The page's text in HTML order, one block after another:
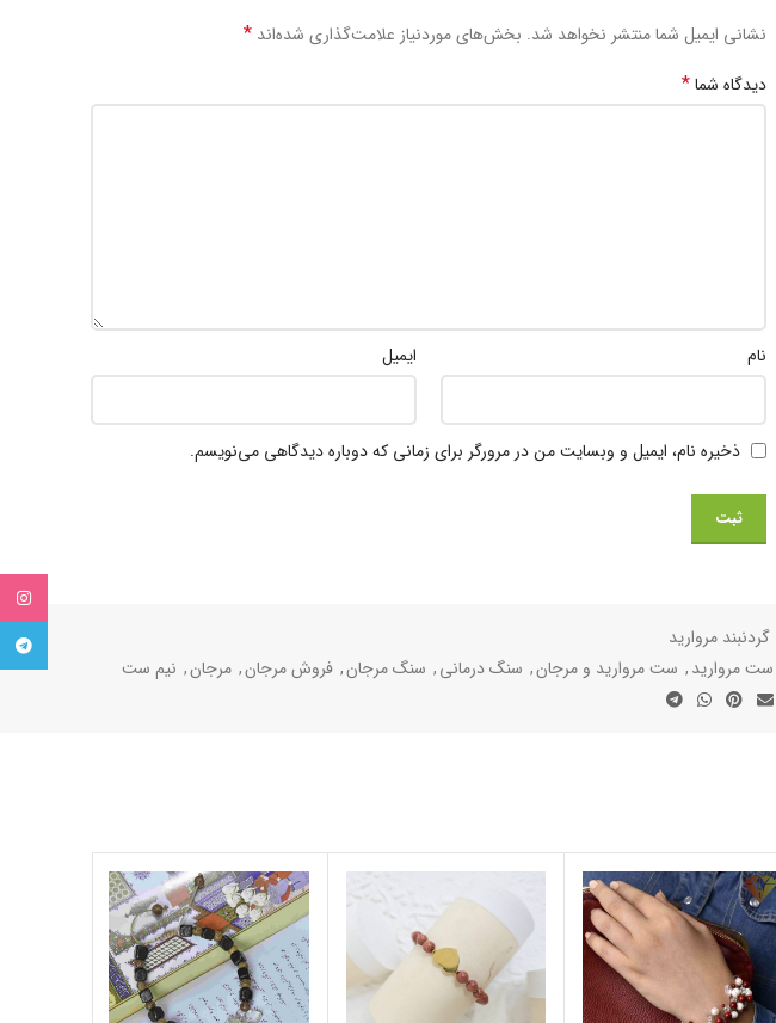
نشانی ایمیل شما منتشر نخواهد شد. بخش‌های موردنیاز علامت‌گذاری شده‌اند *
دیدگاه شما*
نام ایمیل
ذخیره نام، ایمیل و وبسایت من در مرورگر برای زمانی که دوباره دیدگاهی می‌نویسم.
گردنبند مروارید
ست مروارید, ست مروارید و مرجان, سنگ درمانی, سنگ مرجان, فروش مرجان, مرجان, نیم ست